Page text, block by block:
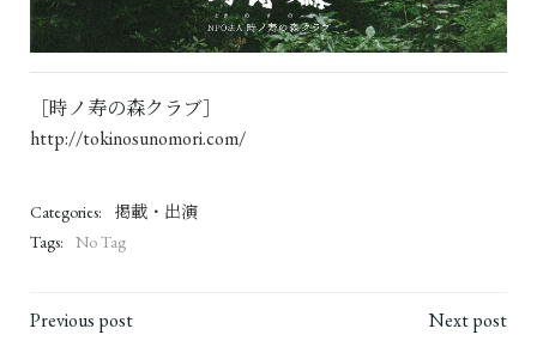
［時ノ寿の森クラブ］
http://tokinosunomori.com/
Categories:
掲載・出演
Tags:
No Tag
投
Previous post Next post